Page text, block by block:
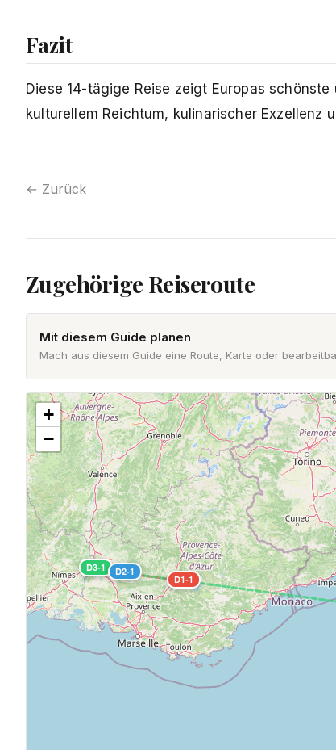
Fazit
Diese 14-tägige Reise zeigt Europas
kulturellem Reichtum, kulinarischer Exzellenz
← Zurück
Zugehörige Reiseroute
Mit diesem Guide planen
Mach aus diesem Guide eine Route, Karte oder
D1-1
D2-1
D3-1
+
−